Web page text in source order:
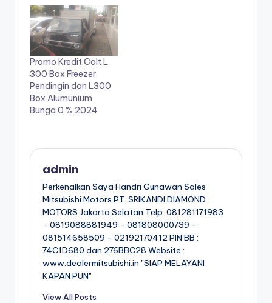
Promo Kredit Colt L
300 Box Freezer
Pendingin dan L300
Box Alumunium
Bunga 0 % 2024
admin
Perkenalkan Saya Handri Gunawan Sales
Mitsubishi Motors PT. SRIKANDI DIAMOND
MOTORS Jakarta Selatan Telp. 081281171983
- 0819088881949 - 081808000739 -
081514658509 - 02192170412 PIN BB :
74C1D680 dan 276BBC28 Website :
www.dealermitsubishi.in "SIAP MELAYANI
KAPAN PUN"
View All Posts